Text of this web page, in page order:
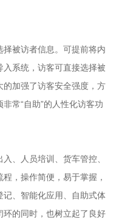
被访者信息。可提前将内
系统，访客可直接选择被
加强了访客安全强度，方
常“自助”的人性化访客功
入、人员培训、货车管控、
，操作简便，易于掌握，
、智能化应用、自助式体
的同时，也树立起了良好